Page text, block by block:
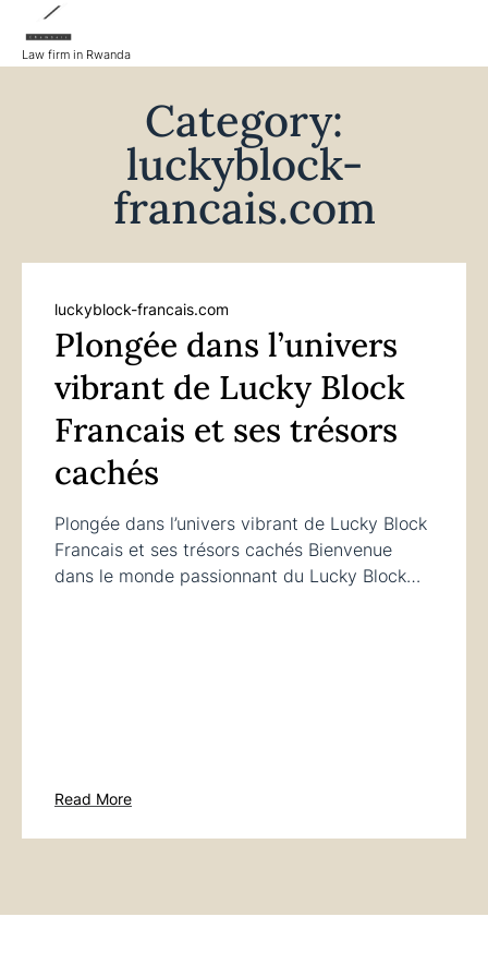
Law firm in Rwanda
Category:
luckyblock-
francais.com
luckyblock-francais.com
Plongée dans l’univers
vibrant de Lucky Block
Francais et ses trésors
cachés
Plongée dans l’univers vibrant de Lucky Block
Francais et ses trésors cachés Bienvenue
dans le monde passionnant du Lucky Block…
Read More